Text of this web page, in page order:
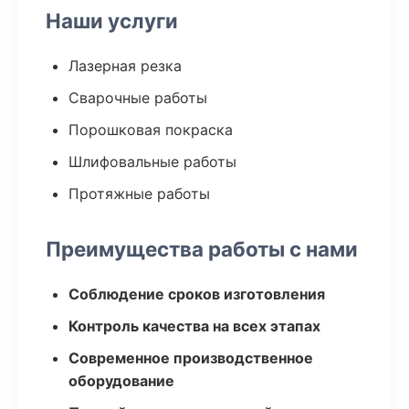
Наши услуги
Лазерная резка
Сварочные работы
Порошковая покраска
Шлифовальные работы
Протяжные работы
Преимущества работы с нами
Соблюдение сроков изготовления
Контроль качества на всех этапах
Современное производственное
оборудование